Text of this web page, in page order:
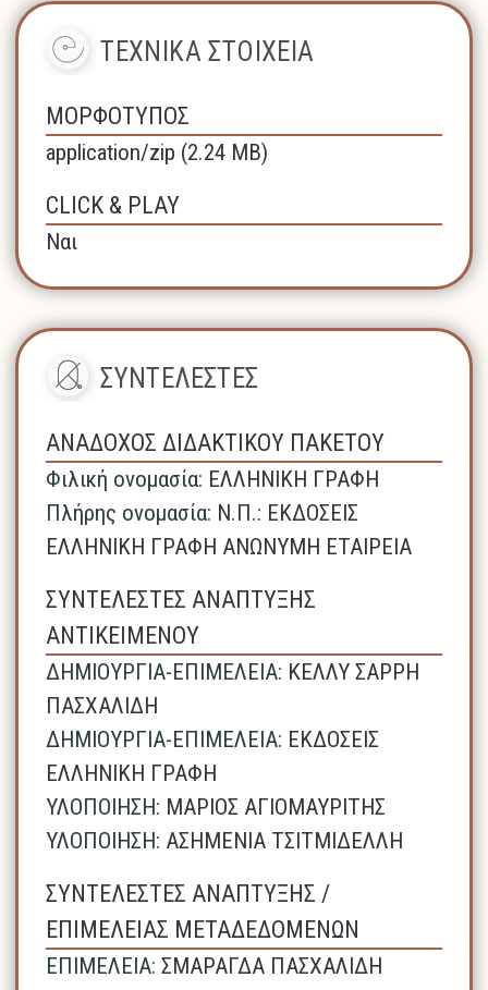
ΤΕΧΝΙΚΑ ΣΤΟΙΧΕΙΑ
ΜΟΡΦΟΤΥΠΟΣ
application/zip (2.24 MB)
CLICK & PLAY
Ναι
ΣΥΝΤΕΛΕΣΤΕΣ
ΑΝΑΔΟΧΟΣ ΔΙΔΑΚΤΙΚΟΥ ΠΑΚΕΤΟΥ
Φιλική ονομασία: ΕΛΛΗΝΙΚΗ ΓΡΑΦΗ
Πλήρης ονομασία: N.Π.: ΕΚΔΟΣΕΙΣ
ΕΛΛΗΝΙΚΗ ΓΡΑΦΗ ΑΝΩΝΥΜΗ ΕΤΑΙΡΕΙΑ
ΣΥΝΤΕΛΕΣΤΕΣ ΑΝΑΠΤΥΞΗΣ
ΑΝΤΙΚΕΙΜΕΝΟΥ
ΔΗΜΙΟΥΡΓΙΑ-ΕΠΙΜΕΛΕΙΑ: ΚΕΛΛΥ ΣΑΡΡΗ
ΠΑΣΧΑΛΙΔΗ
ΔΗΜΙΟΥΡΓΙΑ-ΕΠΙΜΕΛΕΙΑ: ΕΚΔΟΣΕΙΣ
ΕΛΛΗΝΙΚΗ ΓΡΑΦΗ
ΥΛΟΠΟΙΗΣΗ: ΜΑΡΙΟΣ ΑΓΙΟΜΑΥΡΙΤΗΣ
ΥΛΟΠΟΙΗΣΗ: ΑΣΗΜΕΝΙΑ ΤΣΙΤΜΙΔΕΛΛΗ
ΣΥΝΤΕΛΕΣΤΕΣ ΑΝΑΠΤΥΞΗΣ /
ΕΠΙΜΕΛΕΙΑΣ ΜΕΤΑΔΕΔΟΜΕΝΩΝ
ΕΠΙΜΕΛΕΙΑ: ΣΜΑΡΑΓΔΑ ΠΑΣΧΑΛΙΔΗ